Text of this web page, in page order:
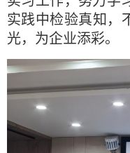
实践中检验真知，
光，为企业添彩。